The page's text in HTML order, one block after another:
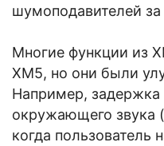
шумоподавителей
Многие функции из
XM5, но они были
Например,
окружающего звука
когда пользователь